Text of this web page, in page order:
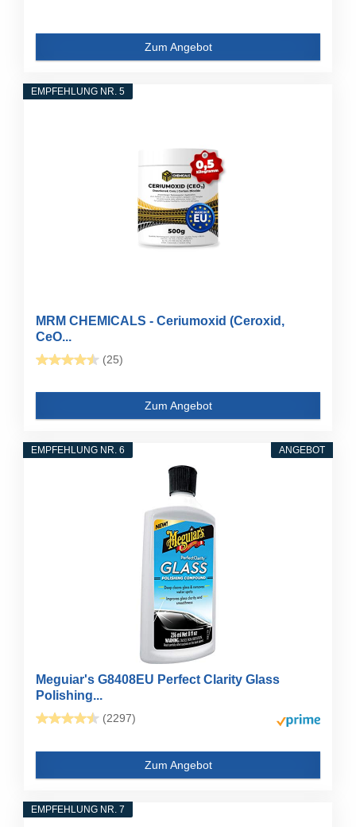
Zum Angebot
EMPFEHLUNG NR. 5
MRM CHEMICALS - Ceriumoxid (Ceroxid,
CeO...
(25)
Zum Angebot
ANGEBOT
EMPFEHLUNG NR. 6
Meguiar's G8408EU Perfect Clarity Glass
Polishing...
(2297)
Zum Angebot
EMPFEHLUNG NR. 7